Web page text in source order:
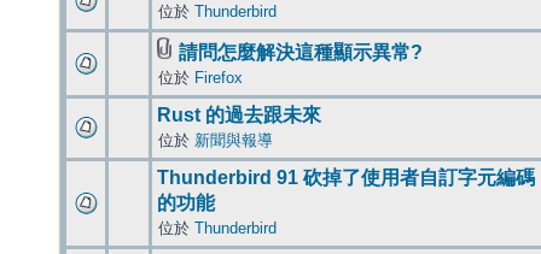
位於 Thunderbird
請問怎麼解決這種顯示異常?
位於 Firefox
Rust 的過去跟未來
位於 新聞與報導
Thunderbird 91 砍掉了使用者自訂字元編碼
的功能
位於 Thunderbird